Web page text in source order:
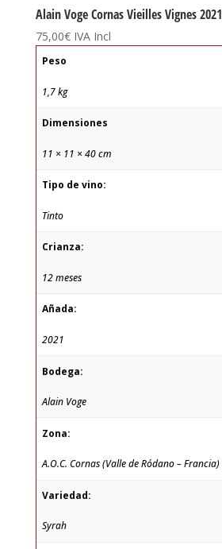
Alain Voge Cornas Vieilles Vignes 2021
75,00€ IVA Incl
Peso
1,7 kg
Dimensiones
11 × 11 × 40 cm
Tipo de vino:
Tinto
Crianza:
12 meses
Añada:
2021
Bodega:
Alain Voge
Zona:
A.O.C. Cornas (Valle de Ródano – Francia)
Variedad:
Syrah